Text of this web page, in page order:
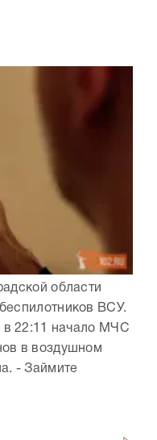
области
ВСУ.
в 22:11 начало МЧС
в воздушном
- Займите